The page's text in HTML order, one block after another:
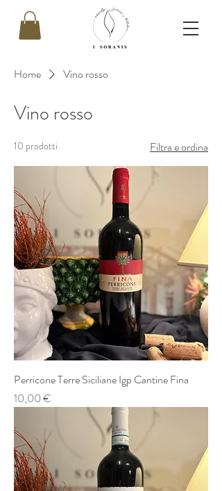
Home Vino rosso
Vino rosso
10 prodotti Filtra e ordina
Perricone Terre Siciliane Igp Cantine Fina
Prezzo
10,00 €